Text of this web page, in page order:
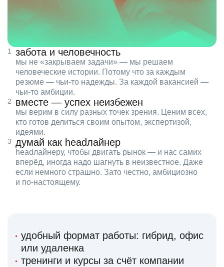
забота и человечность
мы не «закрываем задачи» — мы решаем
человеческие истории. Потому что за каждым
резюме — чьи‑то надежды. За каждой вакансией —
чьи‑то амбиции.
вместе — успех неизбежен
мы верим в силу разных точек зрения. Ценим всех,
кто готов делиться своим опытом, экспертизой,
идеями.
думай как headлайнер
headлайнеру, чтобы двигать рынок — и нас самих
вперёд, иногда надо шагнуть в неизвестное. Даже
если немного страшно. Зато честно, амбициозно
и по‑настоящему.
удобный формат работы: гибрид, офис
или удаленка
тренинги и курсы за счёт компании